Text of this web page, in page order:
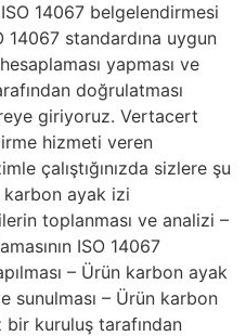
14067 belgelendirmesi
14067 standardına uygun
yapması ve
doğrulatması
giriyoruz. Vertacert
hizmeti veren
çalıştığınızda sizlere şu
karbon ayak izi
toplanması ve analizi –
ISO 14067
– Ürün karbon ayak
sunulması – Ürün karbon
bir kuruluş tarafından